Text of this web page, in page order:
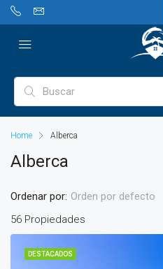
Home Alberca
Alberca
56 Propiedades
Ordenar por: Orden por defecto
DESTACADOS